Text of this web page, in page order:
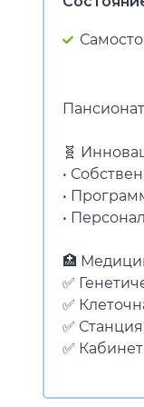
🧬
•
•
•
🏥
✅
✅
✅
✅